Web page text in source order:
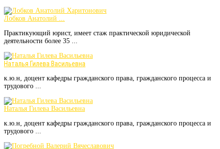
Лобков Анатолий ...
Практикующий юрист, имеет стаж практической юридической
деятельности более 35 ...
Наталья Гилева Васильевна
к.ю.н, доцент кафедры гражданского права, гражданского процесса и
трудового ...
Наталья Гилева Васильевна
к.ю.н, доцент кафедры гражданского права, гражданского процесса и
трудового ...